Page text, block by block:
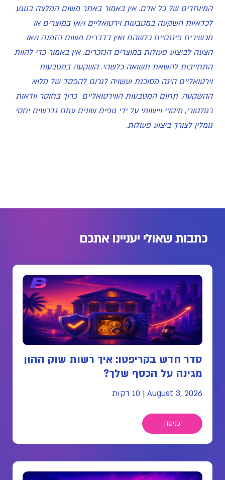
המיוחדים של כל אדם. אין באמור באתר משום המלצה בנוגע
לכדאיות השקעה במטבעות וירטואליים ו/או במוצרים או
מכשירים פיננסיים כלשהם ואין בדברים משום הזמנה ו/או
הצעה לביצוע פעולות במוצרים הנזכרים. אין באמור כדי להוות
התחייבות להשאת תשואה כלשהי. השקעה במטבעות
וירטואליים הינה מסוכנת ועשויה לגרום להפסד של מלוא
ההשקעה. תחום המטבעות הווירטואליים כרוך בחוסר וודאות
רגולטורי, מיסויי ויישומי על ידי גופים שונים עמם נדרשים יחסי
גומלין לצורך ביצוע פעולות.
כתבות שאולי יעניינו אתכם
סדר חדש בקריפטו: איך רשות שוק ההון
מגינה על הכסף שלך?
August 3, 2026
| 10 דקות
כניסה